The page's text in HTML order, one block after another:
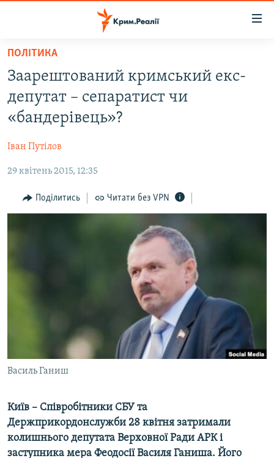
Перейти
основного
матеріалу
Перейти
до
основної
навігації
Перейти
пошуку
ВОДА.КРИМ
ВІДЕО ТА ФОТО
БЛОГИ
ПОГЛЯД
ІНТЕРВ'Ю
УКРАЇНСЬКА ПРОБЛЕМА КРИМУ
ЯК ОБІЙТИ БЛОКУВАННЯ
Усі сайти RFE/RL
ПОЛІТИКА
Заарештований кримський екс-
депутат – сепаратист чи
«бандерівець»?
Іван Путілов
29 квітень 2015, 12:35
Поділитись Читати без VPN
Василь Ганиш
Київ – Співробітники СБУ та
Держприкордонслужби 28 квітня затримали
колишнього депутата Верховної Ради АРК і
заступника мера Феодосії Василя Ганиша. Його